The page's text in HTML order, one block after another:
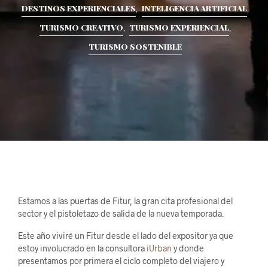
DESTINOS EXPERIENCIALES, INTELIGENCIA ARTIFICIAL
TURISMO CREATIVO TURISMO EXPERIENCIAL
TURISMO SOSTENIBLE
Estamos a las puertas de Fitur, la gran cita profesional del
sector y el pistoletazo de salida de la nueva temporada.
Este año viviré un Fitur desde el lado del expositor ya que
estoy involucrado en la consultora iUrban y donde
presentamos por primera el ciclo completo del viajero y